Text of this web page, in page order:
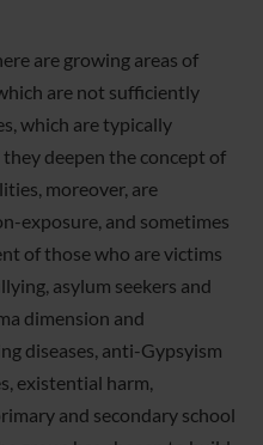
are growing areas of
are not sufficiently
which are typically
deepen the concept of
moreover, are
exposure, and sometimes
of those who are victims
asylum seekers and
dimension and
diseases, anti-Gypsyism
existential harm,
and secondary school